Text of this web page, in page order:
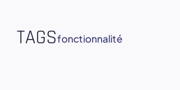
TAGSfonctionnalité